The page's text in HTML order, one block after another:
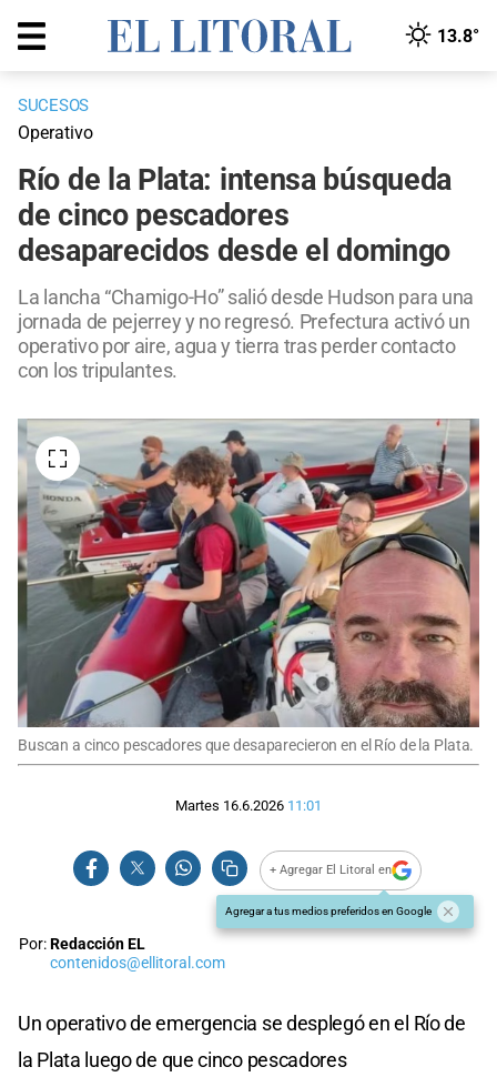
13.8°
SUCESOS
Operativo
Río de la Plata: intensa búsqueda
de cinco pescadores
desaparecidos desde el domingo
La lancha “Chamigo-Ho” salió desde Hudson para una
jornada de pejerrey y no regresó. Prefectura activó un
operativo por aire, agua y tierra tras perder contacto
con los tripulantes.
Buscan a cinco pescadores que desaparecieron en el Río de la Plata.
Martes 16.6.2026 11:01
+ Agregar El Litoral en
Agregar a tus medios preferidos en Google
Por:Redacción EL
contenidos@ellitoral.com
Un operativo de emergencia se desplegó en el Río de
la Plata luego de que cinco pescadores